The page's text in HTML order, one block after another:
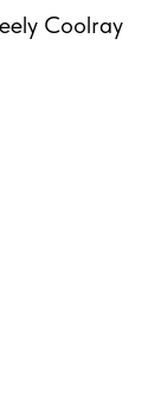
Coolray